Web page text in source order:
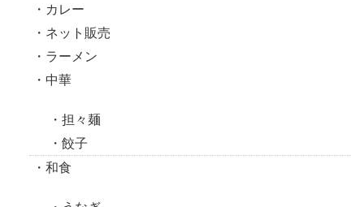
カレー
ネット販売
ラーメン
中華
担々麺
餃子
和食